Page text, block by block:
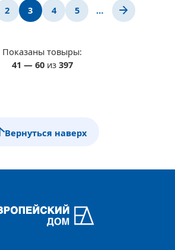
Показаны товыры:
41 — 60из 397
2 3 4 5 …
Вернуться наверх